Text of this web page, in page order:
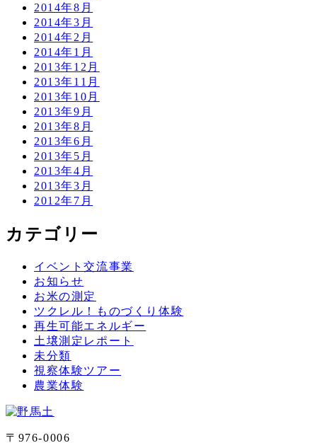
2014年8月
2014年3月
2014年2月
2014年1月
2013年12月
2013年11月
2013年10月
2013年9月
2013年8月
2013年6月
2013年5月
2013年4月
2013年3月
2012年7月
カテゴリー
イベント交流事業
お知らせ
お米の測定
ツクレル！ものづくり体験
再生可能エネルギー
土壌測定レポート
未分類
視察体験ツアー
農業体験
〒976-0006